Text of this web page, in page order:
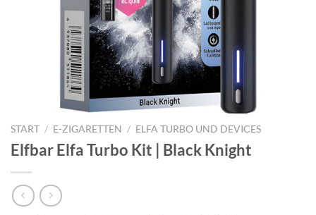
START / E-ZIGARETTEN / ELFA TURBO UND DEVICES
Elfbar Elfa Turbo Kit | Black Knight